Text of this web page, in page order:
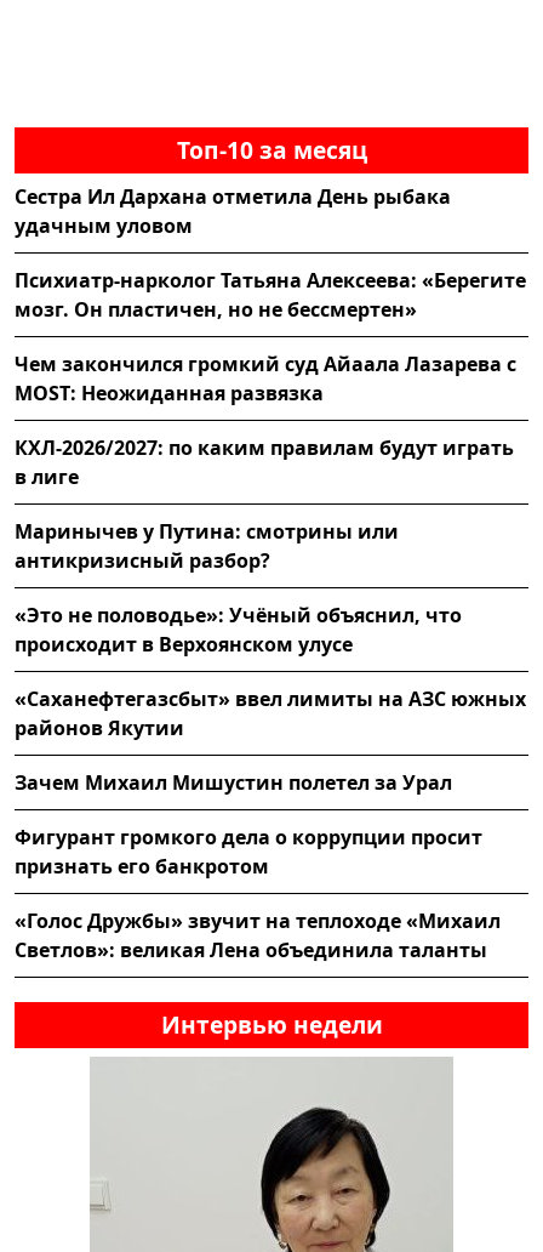
Топ-10 за месяц
Сестра Ил Дархана отметила День рыбака
удачным уловом
Психиатр-нарколог Татьяна Алексеева: «Берегите
мозг. Он пластичен, но не бессмертен»
Чем закончился громкий суд Айаала Лазарева с
MOST: Неожиданная развязка
КХЛ-2026/2027: по каким правилам будут играть
в лиге
Маринычев у Путина: смотрины или
антикризисный разбор?
«Это не половодье»: Учёный объяснил, что
происходит в Верхоянском улусе
«Саханефтегазсбыт» ввел лимиты на АЗС южных
районов Якутии
Зачем Михаил Мишустин полетел за Урал
Фигурант громкого дела о коррупции просит
признать его банкротом
«Голос Дружбы» звучит на теплоходе «Михаил
Светлов»: великая Лена объединила таланты
Интервью недели